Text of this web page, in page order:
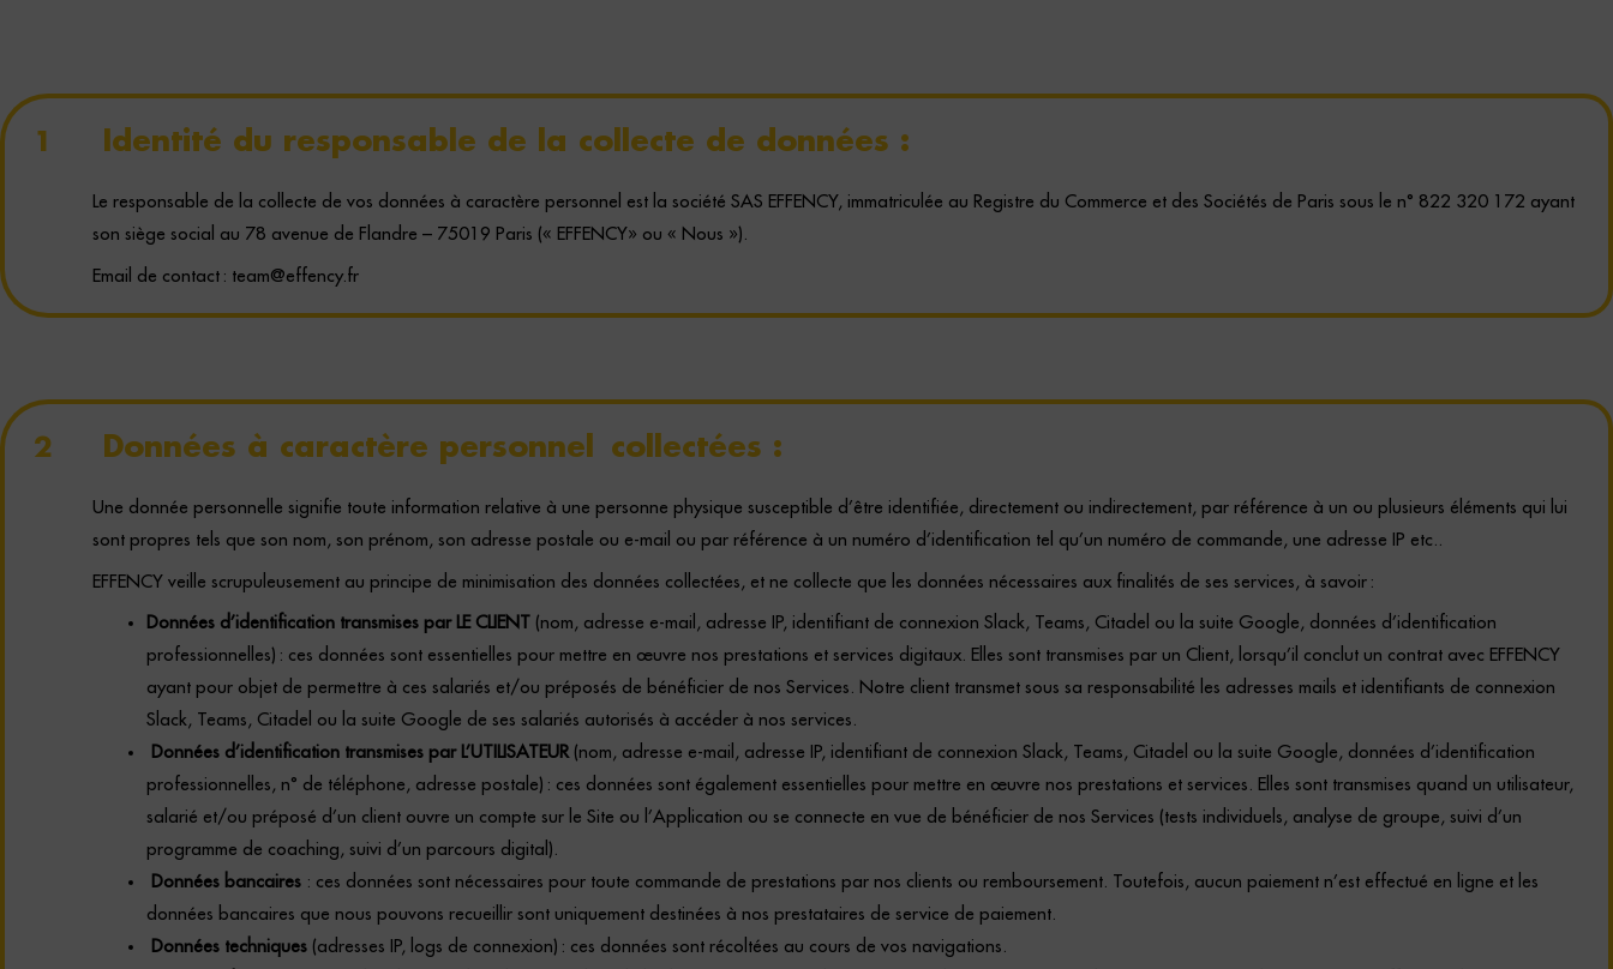
1 Identité du responsable de la collecte de données :
Le responsable de la collecte de vos données à caractère personnel est la société SAS EFFENCY, immatriculée au Registre du Commerce et des Sociétés de Paris sous le n° 822 320 172 ayant
son siège social au 78 avenue de Flandre – 75019 Paris (« EFFENCY» ou « Nous »).
Email de contact : team@effency.fr
2 Données à caractère personnel collectées :
Une donnée personnelle signifie toute information relative à une personne physique susceptible d’être identifiée, directement ou indirectement, par référence à un ou plusieurs éléments qui lui
sont propres tels que son nom, son prénom, son adresse postale ou e-mail ou par référence à un numéro d’identification tel qu’un numéro de commande, une adresse IP etc..
EFFENCY veille scrupuleusement au principe de minimisation des données collectées, et ne collecte que les données nécessaires aux finalités de ses services, à savoir :
Données d’identification transmises par LE CLIENT
(nom, adresse e-mail, adresse IP, identifiant de connexion Slack, Teams, Citadel ou la suite Google, données d’identification
professionnelles) : ces données sont essentielles pour mettre en œuvre nos prestations et services digitaux. Elles sont transmises par un Client, lorsqu’il conclut un contrat avec EFFENCY
ayant pour objet de permettre à ces salariés et/ou préposés de bénéficier de nos Services. Notre client transmet sous sa responsabilité les adresses mails et identifiants de connexion
Slack, Teams, Citadel ou la suite Google de ses salariés autorisés à accéder à nos services.
Données d’identification transmises par L’UTILISATEUR(nom, adresse e-mail, adresse IP, identifiant de connexion Slack, Teams, Citadel ou la suite Google, données d’identification
professionnelles, n° de téléphone, adresse postale) : ces données sont également essentielles pour mettre en œuvre nos prestations et services. Elles sont transmises quand un utilisateur,
salarié et/ou préposé d’un client ouvre un compte sur le Site ou l’Application ou se connecte en vue de bénéficier de nos Services (tests individuels, analyse de groupe, suivi d’un
programme de coaching, suivi d’un parcours digital).
Données bancaires : ces données sont nécessaires pour toute commande de prestations par nos clients ou remboursement. Toutefois, aucun paiement n’est effectué en ligne et les
données bancaires que nous pouvons recueillir sont uniquement destinées à nos prestataires de service de paiement.
Données techniques (adresses IP, logs de connexion) : ces données sont récoltées au cours de vos navigations.